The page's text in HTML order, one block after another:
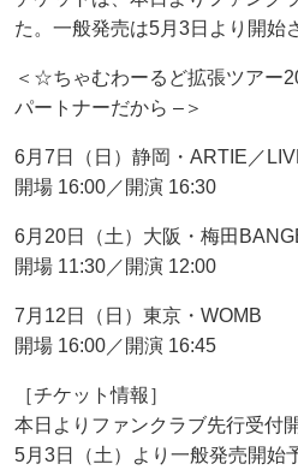
た。一般発売は5月3日より開始
＜☆ちゃむわーるど拡張ツアー
パートナーだから –＞
6月7日（日）静岡・ARTIE／
開場 16:00／開演 16:30
6月20日（土）大阪・梅田
開場 11:30／開演 12:00
7月12日（日）東京・WOMB
開場 16:00／開演 16:45
［チケット情報］
本日よりファンクラブ先行受付
5月3日（土）より一般発売開始